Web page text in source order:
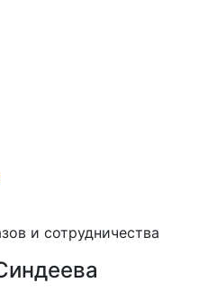
и сотрудничества